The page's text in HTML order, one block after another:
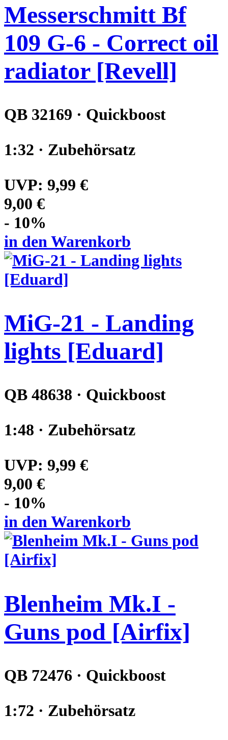
Messerschmitt Bf
109 G-6 - Correct oil
radiator [Revell]
QB 32169 · Quickboost
1:32 · Zubehörsatz
UVP: 9,99 €
9,00 €
- 10%
in den Warenkorb
MiG-21 - Landing
lights [Eduard]
QB 48638 · Quickboost
1:48 · Zubehörsatz
UVP: 9,99 €
9,00 €
- 10%
in den Warenkorb
Blenheim Mk.I -
Guns pod [Airfix]
QB 72476 · Quickboost
1:72 · Zubehörsatz